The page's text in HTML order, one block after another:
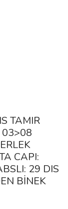
TAMIR
03>08
CAPI:
29 DIS
BİNEK